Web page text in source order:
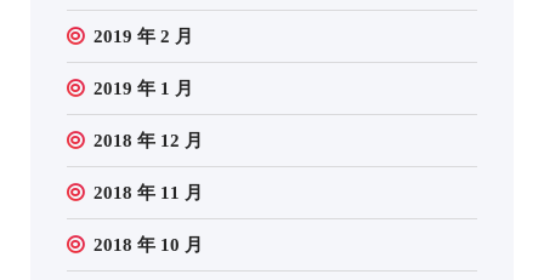
2019 年 2 月
2019 年 1 月
2018 年 12 月
2018 年 11 月
2018 年 10 月